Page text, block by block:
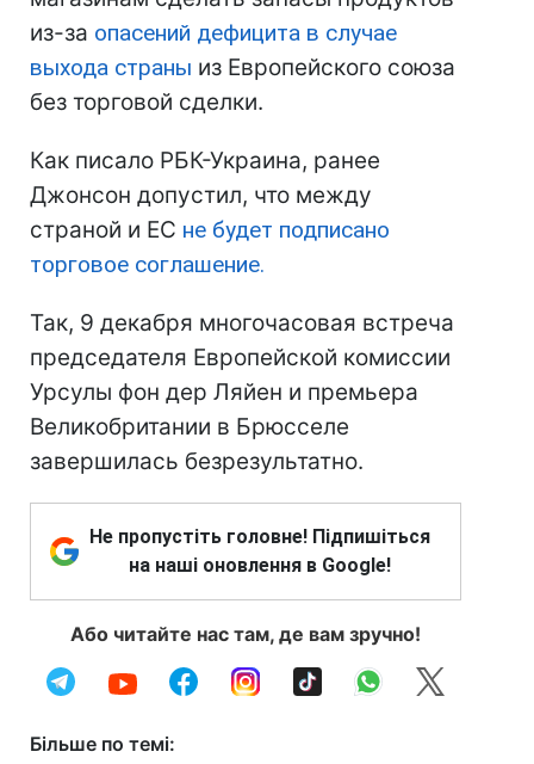
из-за опасений дефицита в случае
выхода страны из Европейского союза
без торговой сделки.
Как писало РБК-Украина, ранее
Джонсон допустил, что между
страной и ЕС не будет подписано
торговое соглашение.
Так, 9 декабря многочасовая встреча
председателя Европейской комиссии
Урсулы фон дер Ляйен и премьера
Великобритании в Брюсселе
завершилась безрезультатно.
Не пропустіть головне! Підпишіться
на наші оновлення в Google!
Або читайте нас там, де вам зручно!
Більше по темі: